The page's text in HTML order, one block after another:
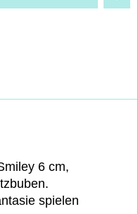
6 cm,
spielen